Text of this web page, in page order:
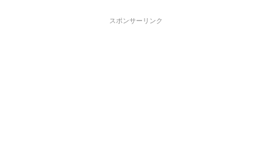
スポンサーリンク